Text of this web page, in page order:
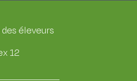
éleveurs
12